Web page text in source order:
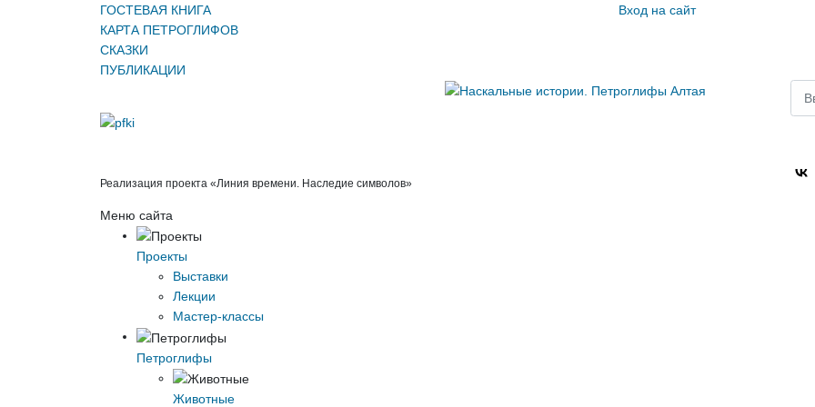
ГОСТЕВАЯ КНИГА
КАРТА ПЕТРОГЛИФОВ
СКАЗКИ
ПУБЛИКАЦИИ
Вход на сайт
Реализация проекта «Линия времени. Наследие символов»
Меню сайта
Проекты
Выставки
Лекции
Мастер-классы
Петроглифы
Животные